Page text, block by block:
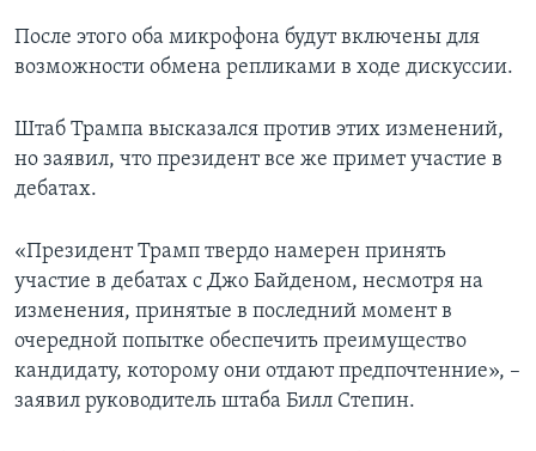
После этого оба микрофона будут включены для
возможности обмена репликами в ходе дискуссии.
Штаб Трампа высказался против этих изменений,
но заявил, что президент все же примет участие в
дебатах.
«Президент Трамп твердо намерен принять
участие в дебатах с Джо Байденом, несмотря на
изменения, принятые в последний момент в
очередной попытке обеспечить преимущество
кандидату, которому они отдают предпочтенние», –
заявил руководитель штаба Билл Степин.